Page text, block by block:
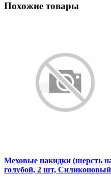
Похожие товары
Меховые накидки (шерсть
голубой, 2 шт,